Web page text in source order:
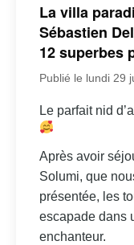
La villa
Sébastien
12 superbes
Publié le lundi 29
Le parfait nid
Après avoir
Solumi, que
présentée, les
escapade dans
enchanteur.